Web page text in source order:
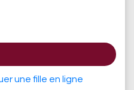
une fille en ligne